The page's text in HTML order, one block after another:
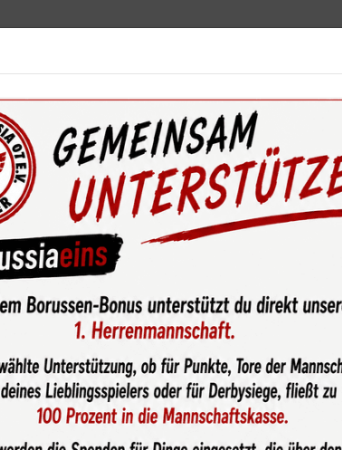
News & Media Service Sponsoren
Der erste Sieg der Saison